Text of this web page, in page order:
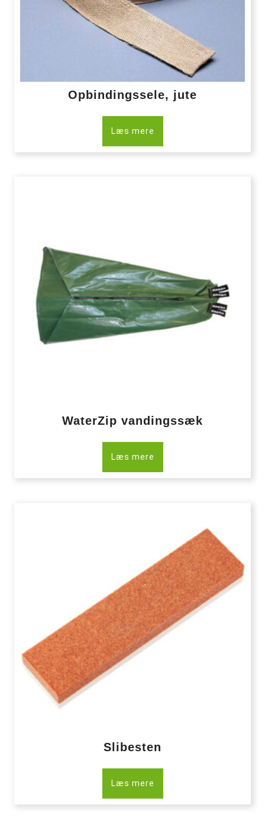
Opbindingssele, jute
Læs mere
WaterZip vandingssæk
Læs mere
Slibesten
Læs mere